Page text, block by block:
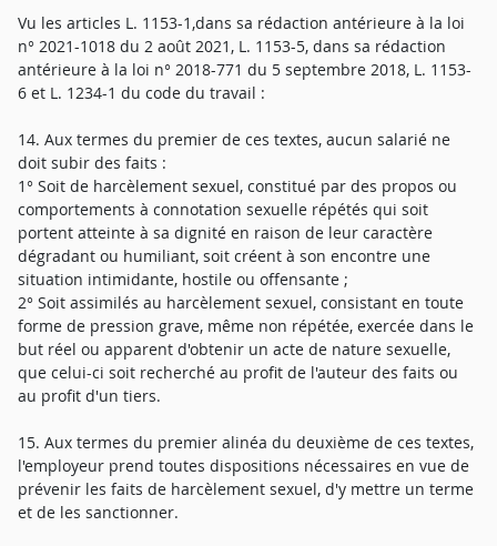
Vu les articles L. 1153-1,dans sa rédaction antérieure à la loi
n° 2021-1018 du 2 août 2021, L. 1153-5, dans sa rédaction
antérieure à la loi n° 2018-771 du 5 septembre 2018, L. 1153-
6 et L. 1234-1 du code du travail :
14. Aux termes du premier de ces textes, aucun salarié ne
doit subir des faits :
1° Soit de harcèlement sexuel, constitué par des propos ou
comportements à connotation sexuelle répétés qui soit
portent atteinte à sa dignité en raison de leur caractère
dégradant ou humiliant, soit créent à son encontre une
situation intimidante, hostile ou offensante ;
2° Soit assimilés au harcèlement sexuel, consistant en toute
forme de pression grave, même non répétée, exercée dans le
but réel ou apparent d'obtenir un acte de nature sexuelle,
que celui-ci soit recherché au profit de l'auteur des faits ou
au profit d'un tiers.
15. Aux termes du premier alinéa du deuxième de ces textes,
l'employeur prend toutes dispositions nécessaires en vue de
prévenir les faits de harcèlement sexuel, d'y mettre un terme
et de les sanctionner.